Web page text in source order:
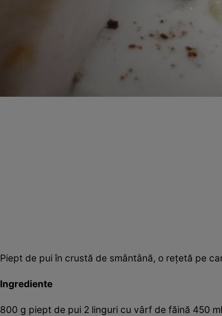
Piept de pui în crustă de smântână, o reţetă pe
Ingrediente
800 g piept de pui 2 linguri cu vârf de făină 450